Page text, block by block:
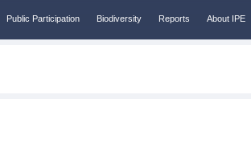
Public Participation Biodiversity Reports About IPE